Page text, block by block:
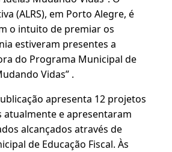
(ALRS), em Porto Alegre, é
o intuito de premiar os
estiveram presentes a
do Programa Municipal de
Vidas” .
apresenta 12 projetos
atualmente e apresentaram
alcançados através de
de Educação Fiscal. Às